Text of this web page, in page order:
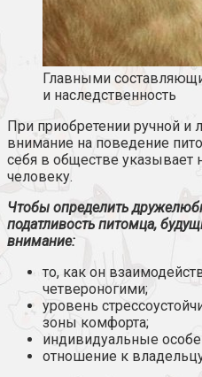
Главными
и наследственность
При приобретении ручной
внимание на поведение
себя в обществе указывает
человеку.
Чтобы определить
податливость питомца,
внимание:
то, как он
четвероногими;
уровень
зоны комфорта;
индивидуальные
отношение к